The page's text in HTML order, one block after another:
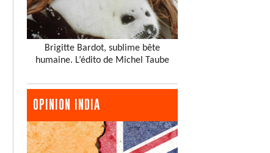
Brigitte Bardot, sublime bête
humaine. L’édito de Michel Taube
OPINION INDIA